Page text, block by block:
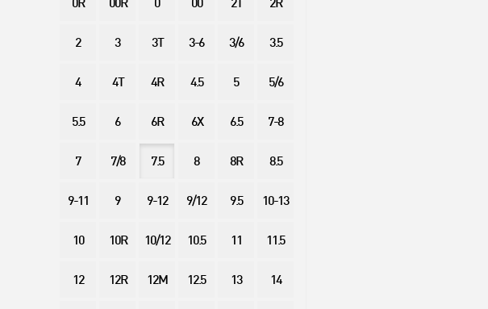
0R 00R 0 00 2T 2R
2 3 3T 3-6 3/6 3.5
4 4T 4R 4.5 5 5/6
5.5 6 6R 6X 6.5 7-8
7 7/8 7.5 8 8R 8.5
9-11 9 9-12 9/12 9.5 10-13
10 10R 10/12 10.5 11 11.5
12 12R 12M 12.5 13 14